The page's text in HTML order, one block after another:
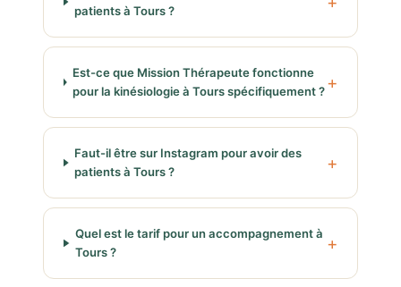
patients à Tours ?
Est-ce que Mission Thérapeute fonctionne
pour la kinésiologie à Tours spécifiquement ?
Faut-il être sur Instagram pour avoir des
patients à Tours ?
Quel est le tarif pour un accompagnement à
Tours ?